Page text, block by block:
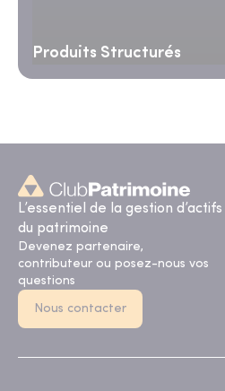
Produits Structurés
L’essentiel de la gestion
du patrimoine
Devenez partenaire,
contributeur ou posez-nous vos
questions
Nous contacter